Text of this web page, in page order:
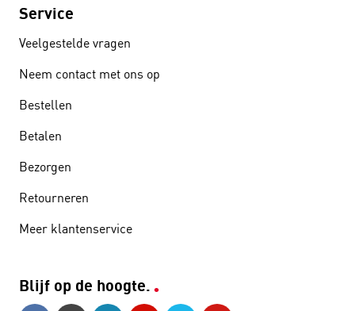
Service
Veelgestelde vragen
Neem contact met ons op
Bestellen
Betalen
Bezorgen
Retourneren
Meer klantenservice
Blijf op de hoogte.